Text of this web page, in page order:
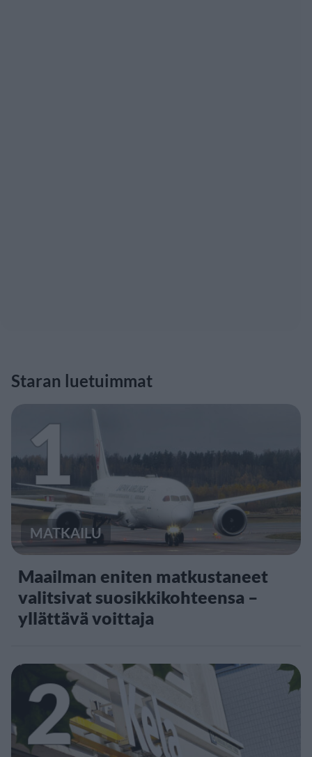
Staran luetuimmat
1
MATKAILU
Maailman eniten matkustaneet
valitsivat suosikkikohteensa –
yllättävä voittaja
2